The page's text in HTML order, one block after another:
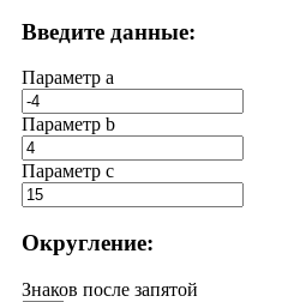
Введите данные:
Параметр a
Параметр b
Параметр с
Округление:
Знаков после запятой